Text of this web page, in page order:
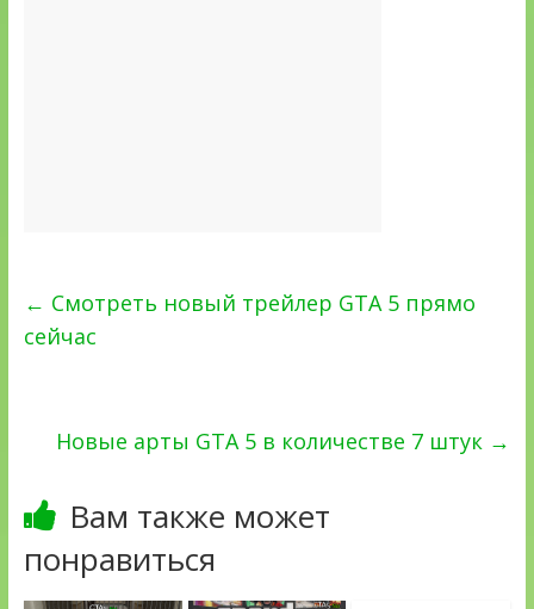
← Смотреть новый трейлер GTA 5 прямо
сейчас
Новые арты GTA 5 в количестве 7 штук →
Вам также может
понравиться